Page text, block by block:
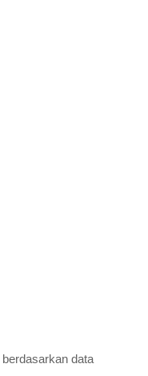
berdasarkan data